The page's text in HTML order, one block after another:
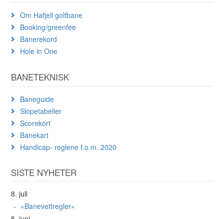
Om Hafjell golfbane
Booking/greenfee
Banerekord
Hole in One
BANETEKNISK
Baneguide
Slopetabeller
Scorekort
Banekart
Handicap- reglene f.o.m. 2020
SISTE NYHETER
8. juli
«Banevettregler»